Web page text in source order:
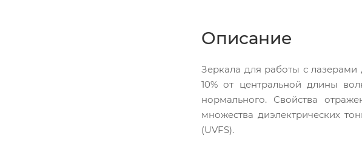
Описание
Зеркала для работы с
10% от центральной длины
нормального. Свойства
множества диэлектрических
(UVFS).